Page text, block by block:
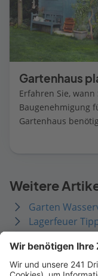
Gartenhaus
Erfahren Sie, wann
Baugenehmigung
Gartenhaus
Weitere
Garten
Lagerfeuer
Pool & Teich